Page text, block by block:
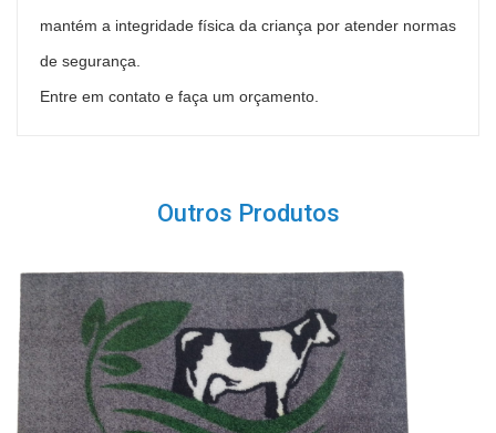
mantém a integridade física da criança por atender normas
de segurança.
Entre em contato e faça um orçamento.
Outros Produtos